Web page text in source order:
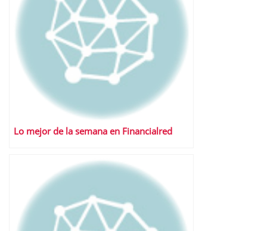
Lo mejor de la semana en Financialred